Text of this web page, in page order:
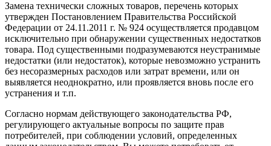
Замена технически сложных товаров, перечень которых
утвержден Постановлением Правительства Российской
Федерации от 24.11.2011 г. № 924 осуществляется продавцом
исключительно при обнаружении существенных недостатков
товара. Под существенными подразумеваются неустранимые
недостатки (или недостаток), которые невозможно устранить
без несоразмерных расходов или затрат времени, или он
выявляется неоднократно, или проявляется вновь после его
устранения и т.п.
Согласно нормам действующего законодательства РФ,
регулирующего актуальные вопросы по защите прав
потребителей, при соблюдении условий, определенных